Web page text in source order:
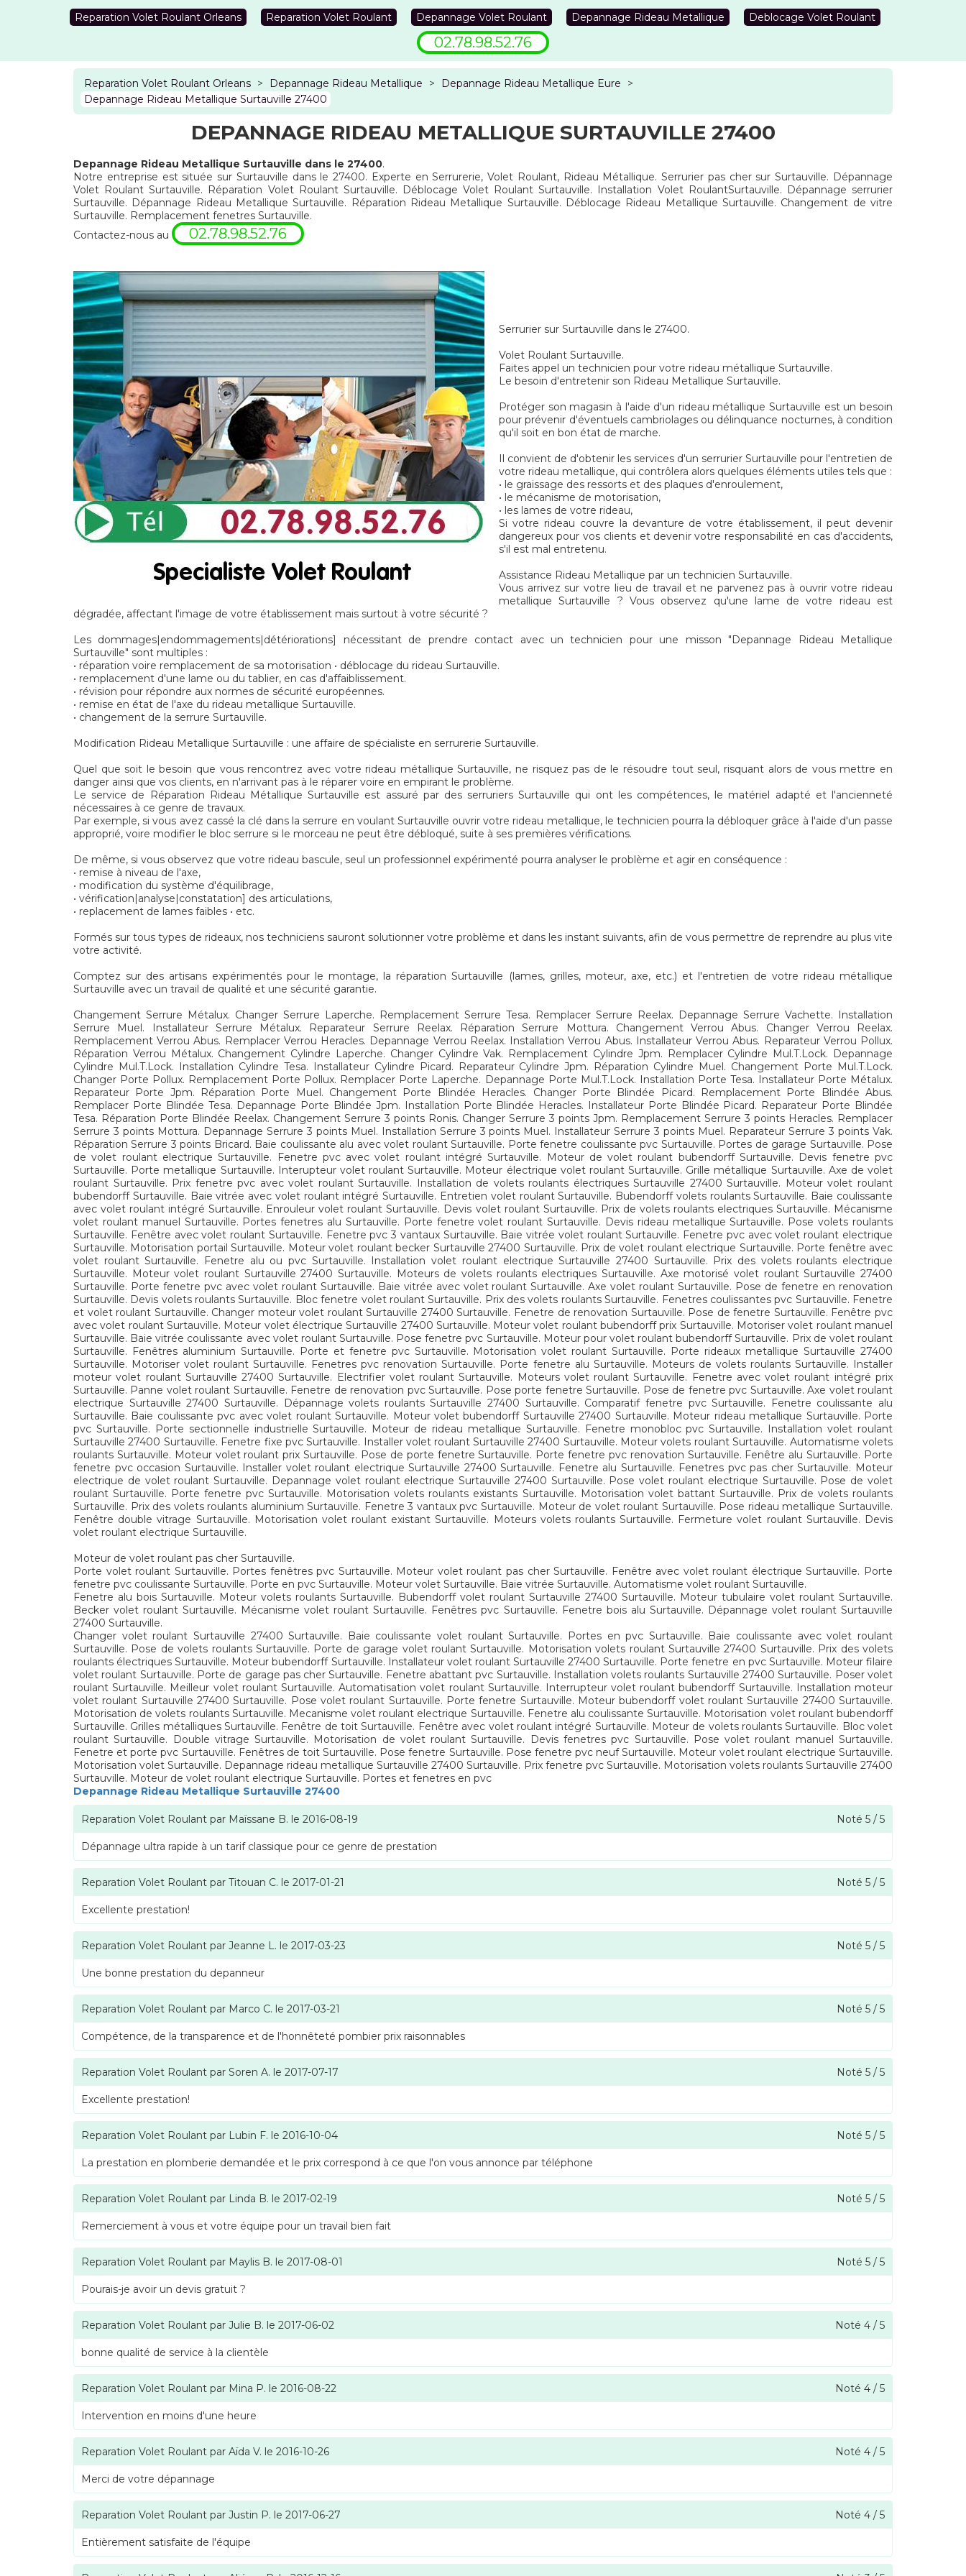
Reparation Volet Roulant Orleans Reparation Volet Roulant Depannage Volet Roulant Depannage Rideau Metallique Deblocage Volet Roulant
02.78.98.52.76
Reparation Volet Roulant Orleans > Depannage Rideau Metallique > Depannage Rideau Metallique Eure
>
Depannage Rideau Metallique Surtauville 27400
DEPANNAGE RIDEAU METALLIQUE SURTAUVILLE 27400
Depannage Rideau Metallique Surtauville dans le 27400.
Notre entreprise est située sur Surtauville dans le 27400. Experte en Serrurerie, Volet Roulant, Rideau Métallique. Serrurier pas cher sur Surtauville. Dépannage
Volet Roulant Surtauville. Réparation Volet Roulant Surtauville. Déblocage Volet Roulant Surtauville. Installation Volet RoulantSurtauville. Dépannage serrurier
Surtauville. Dépannage Rideau Metallique Surtauville. Réparation Rideau Metallique Surtauville. Déblocage Rideau Metallique Surtauville. Changement de vitre
Surtauville. Remplacement fenetres Surtauville.
Contactez-nous au
02.78.98.52.76
Serrurier sur Surtauville dans le 27400.
Volet Roulant Surtauville.
Faites appel un technicien pour votre rideau métallique Surtauville.
Le besoin d'entretenir son Rideau Metallique Surtauville.
Protéger son magasin à l'aide d'un rideau métallique Surtauville est un besoin
pour prévenir d'éventuels cambriolages ou délinquance nocturnes, à condition
qu'il soit en bon état de marche.
Il convient de d'obtenir les services d'un serrurier Surtauville pour l'entretien de
votre rideau metallique, qui contrôlera alors quelques éléments utiles tels que :
• le graissage des ressorts et des plaques d'enroulement,
• le mécanisme de motorisation,
• les lames de votre rideau,
Si votre rideau couvre la devanture de votre établissement, il peut devenir
dangereux pour vos clients et devenir votre responsabilité en cas d'accidents,
s'il est mal entretenu.
Assistance Rideau Metallique par un technicien Surtauville.
Vous arrivez sur votre lieu de travail et ne parvenez pas à ouvrir votre rideau
metallique Surtauville ? Vous observez qu'une lame de votre rideau est
dégradée, affectant l'image de votre établissement mais surtout à votre sécurité ?
Les dommages|endommagements|détériorations] nécessitant de prendre contact avec un technicien pour une misson "Depannage Rideau Metallique
Surtauville" sont multiples :
• réparation voire remplacement de sa motorisation • déblocage du rideau Surtauville.
• remplacement d'une lame ou du tablier, en cas d'affaiblissement.
• révision pour répondre aux normes de sécurité européennes.
• remise en état de l'axe du rideau metallique Surtauville.
• changement de la serrure Surtauville.
Modification Rideau Metallique Surtauville : une affaire de spécialiste en serrurerie Surtauville.
Quel que soit le besoin que vous rencontrez avec votre rideau métallique Surtauville, ne risquez pas de le résoudre tout seul, risquant alors de vous mettre en
danger ainsi que vos clients, en n'arrivant pas à le réparer voire en empirant le problème.
Le service de Réparation Rideau Métallique Surtauville est assuré par des serruriers Surtauville qui ont les compétences, le matériel adapté et l'ancienneté
nécessaires à ce genre de travaux.
Par exemple, si vous avez cassé la clé dans la serrure en voulant Surtauville ouvrir votre rideau metallique, le technicien pourra la débloquer grâce à l'aide d'un passe
approprié, voire modifier le bloc serrure si le morceau ne peut être débloqué, suite à ses premières vérifications.
De même, si vous observez que votre rideau bascule, seul un professionnel expérimenté pourra analyser le problème et agir en conséquence :
• remise à niveau de l'axe,
• modification du système d'équilibrage,
• vérification|analyse|constatation] des articulations,
• replacement de lames faibles • etc.
Formés sur tous types de rideaux, nos techniciens sauront solutionner votre problème et dans les instant suivants, afin de vous permettre de reprendre au plus vite
votre activité.
Comptez sur des artisans expérimentés pour le montage, la réparation Surtauville (lames, grilles, moteur, axe, etc.) et l'entretien de votre rideau métallique
Surtauville avec un travail de qualité et une sécurité garantie.
Changement Serrure Métalux. Changer Serrure Laperche. Remplacement Serrure Tesa. Remplacer Serrure Reelax. Depannage Serrure Vachette. Installation
Serrure Muel. Installateur Serrure Métalux. Reparateur Serrure Reelax. Réparation Serrure Mottura. Changement Verrou Abus. Changer Verrou Reelax.
Remplacement Verrou Abus. Remplacer Verrou Heracles. Depannage Verrou Reelax. Installation Verrou Abus. Installateur Verrou Abus. Reparateur Verrou Pollux.
Réparation Verrou Métalux. Changement Cylindre Laperche. Changer Cylindre Vak. Remplacement Cylindre Jpm. Remplacer Cylindre Mul.T.Lock. Depannage
Cylindre Mul.T.Lock. Installation Cylindre Tesa. Installateur Cylindre Picard. Reparateur Cylindre Jpm. Réparation Cylindre Muel. Changement Porte Mul.T.Lock.
Changer Porte Pollux. Remplacement Porte Pollux. Remplacer Porte Laperche. Depannage Porte Mul.T.Lock. Installation Porte Tesa. Installateur Porte Métalux.
Reparateur Porte Jpm. Réparation Porte Muel. Changement Porte Blindée Heracles. Changer Porte Blindée Picard. Remplacement Porte Blindée Abus.
Remplacer Porte Blindée Tesa. Depannage Porte Blindée Jpm. Installation Porte Blindée Heracles. Installateur Porte Blindée Picard. Reparateur Porte Blindée
Tesa. Réparation Porte Blindée Reelax. Changement Serrure 3 points Ronis. Changer Serrure 3 points Jpm. Remplacement Serrure 3 points Heracles. Remplacer
Serrure 3 points Mottura. Depannage Serrure 3 points Muel. Installation Serrure 3 points Muel. Installateur Serrure 3 points Muel. Reparateur Serrure 3 points Vak.
Réparation Serrure 3 points Bricard. Baie coulissante alu avec volet roulant Surtauville. Porte fenetre coulissante pvc Surtauville. Portes de garage Surtauville. Pose
de volet roulant electrique Surtauville. Fenetre pvc avec volet roulant intégré Surtauville. Moteur de volet roulant bubendorff Surtauville. Devis fenetre pvc
Surtauville. Porte metallique Surtauville. Interupteur volet roulant Surtauville. Moteur électrique volet roulant Surtauville. Grille métallique Surtauville. Axe de volet
roulant Surtauville. Prix fenetre pvc avec volet roulant Surtauville. Installation de volets roulants électriques Surtauville 27400 Surtauville. Moteur volet roulant
bubendorff Surtauville. Baie vitrée avec volet roulant intégré Surtauville. Entretien volet roulant Surtauville. Bubendorff volets roulants Surtauville. Baie coulissante
avec volet roulant intégré Surtauville. Enrouleur volet roulant Surtauville. Devis volet roulant Surtauville. Prix de volets roulants electriques Surtauville. Mécanisme
volet roulant manuel Surtauville. Portes fenetres alu Surtauville. Porte fenetre volet roulant Surtauville. Devis rideau metallique Surtauville. Pose volets roulants
Surtauville. Fenêtre avec volet roulant Surtauville. Fenetre pvc 3 vantaux Surtauville. Baie vitrée volet roulant Surtauville. Fenetre pvc avec volet roulant electrique
Surtauville. Motorisation portail Surtauville. Moteur volet roulant becker Surtauville 27400 Surtauville. Prix de volet roulant electrique Surtauville. Porte fenêtre avec
volet roulant Surtauville. Fenetre alu ou pvc Surtauville. Installation volet roulant electrique Surtauville 27400 Surtauville. Prix des volets roulants electrique
Surtauville. Moteur volet roulant Surtauville 27400 Surtauville. Moteurs de volets roulants electriques Surtauville. Axe motorisé volet roulant Surtauville 27400
Surtauville. Porte fenetre pvc avec volet roulant Surtauville. Baie vitrée avec volet roulant Surtauville. Axe volet roulant Surtauville. Pose de fenetre en renovation
Surtauville. Devis volets roulants Surtauville. Bloc fenetre volet roulant Surtauville. Prix des volets roulants Surtauville. Fenetres coulissantes pvc Surtauville. Fenetre
et volet roulant Surtauville. Changer moteur volet roulant Surtauville 27400 Surtauville. Fenetre de renovation Surtauville. Pose de fenetre Surtauville. Fenêtre pvc
avec volet roulant Surtauville. Moteur volet électrique Surtauville 27400 Surtauville. Moteur volet roulant bubendorff prix Surtauville. Motoriser volet roulant manuel
Surtauville. Baie vitrée coulissante avec volet roulant Surtauville. Pose fenetre pvc Surtauville. Moteur pour volet roulant bubendorff Surtauville. Prix de volet roulant
Surtauville. Fenêtres aluminium Surtauville. Porte et fenetre pvc Surtauville. Motorisation volet roulant Surtauville. Porte rideaux metallique Surtauville 27400
Surtauville. Motoriser volet roulant Surtauville. Fenetres pvc renovation Surtauville. Porte fenetre alu Surtauville. Moteurs de volets roulants Surtauville. Installer
moteur volet roulant Surtauville 27400 Surtauville. Electrifier volet roulant Surtauville. Moteurs volet roulant Surtauville. Fenetre avec volet roulant intégré prix
Surtauville. Panne volet roulant Surtauville. Fenetre de renovation pvc Surtauville. Pose porte fenetre Surtauville. Pose de fenetre pvc Surtauville. Axe volet roulant
electrique Surtauville 27400 Surtauville. Dépannage volets roulants Surtauville 27400 Surtauville. Comparatif fenetre pvc Surtauville. Fenetre coulissante alu
Surtauville. Baie coulissante pvc avec volet roulant Surtauville. Moteur volet bubendorff Surtauville 27400 Surtauville. Moteur rideau metallique Surtauville. Porte
pvc Surtauville. Porte sectionnelle industrielle Surtauville. Moteur de rideau metallique Surtauville. Fenetre monobloc pvc Surtauville. Installation volet roulant
Surtauville 27400 Surtauville. Fenetre fixe pvc Surtauville. Installer volet roulant Surtauville 27400 Surtauville. Moteur volets roulant Surtauville. Automatisme volets
roulants Surtauville. Moteur volet roulant prix Surtauville. Pose de porte fenetre Surtauville. Porte fenetre pvc renovation Surtauville. Fenêtre alu Surtauville. Porte
fenetre pvc occasion Surtauville. Installer volet roulant electrique Surtauville 27400 Surtauville. Fenetre alu Surtauville. Fenetres pvc pas cher Surtauville. Moteur
electrique de volet roulant Surtauville. Depannage volet roulant electrique Surtauville 27400 Surtauville. Pose volet roulant electrique Surtauville. Pose de volet
roulant Surtauville. Porte fenetre pvc Surtauville. Motorisation volets roulants existants Surtauville. Motorisation volet battant Surtauville. Prix de volets roulants
Surtauville. Prix des volets roulants aluminium Surtauville. Fenetre 3 vantaux pvc Surtauville. Moteur de volet roulant Surtauville. Pose rideau metallique Surtauville.
Fenêtre double vitrage Surtauville. Motorisation volet roulant existant Surtauville. Moteurs volets roulants Surtauville. Fermeture volet roulant Surtauville. Devis
volet roulant electrique Surtauville.
Moteur de volet roulant pas cher Surtauville.
Porte volet roulant Surtauville. Portes fenêtres pvc Surtauville. Moteur volet roulant pas cher Surtauville. Fenêtre avec volet roulant électrique Surtauville. Porte
fenetre pvc coulissante Surtauville. Porte en pvc Surtauville. Moteur volet Surtauville. Baie vitrée Surtauville. Automatisme volet roulant Surtauville.
Fenetre alu bois Surtauville. Moteur volets roulants Surtauville. Bubendorff volet roulant Surtauville 27400 Surtauville. Moteur tubulaire volet roulant Surtauville.
Becker volet roulant Surtauville. Mécanisme volet roulant Surtauville. Fenêtres pvc Surtauville. Fenetre bois alu Surtauville. Dépannage volet roulant Surtauville
27400 Surtauville.
Changer volet roulant Surtauville 27400 Surtauville. Baie coulissante volet roulant Surtauville. Portes en pvc Surtauville. Baie coulissante avec volet roulant
Surtauville. Pose de volets roulants Surtauville. Porte de garage volet roulant Surtauville. Motorisation volets roulant Surtauville 27400 Surtauville. Prix des volets
roulants électriques Surtauville. Moteur bubendorff Surtauville. Installateur volet roulant Surtauville 27400 Surtauville. Porte fenetre en pvc Surtauville. Moteur filaire
volet roulant Surtauville. Porte de garage pas cher Surtauville. Fenetre abattant pvc Surtauville. Installation volets roulants Surtauville 27400 Surtauville. Poser volet
roulant Surtauville. Meilleur volet roulant Surtauville. Automatisation volet roulant Surtauville. Interrupteur volet roulant bubendorff Surtauville. Installation moteur
volet roulant Surtauville 27400 Surtauville. Pose volet roulant Surtauville. Porte fenetre Surtauville. Moteur bubendorff volet roulant Surtauville 27400 Surtauville.
Motorisation de volets roulants Surtauville. Mecanisme volet roulant electrique Surtauville. Fenetre alu coulissante Surtauville. Motorisation volet roulant bubendorff
Surtauville. Grilles métalliques Surtauville. Fenêtre de toit Surtauville. Fenêtre avec volet roulant intégré Surtauville. Moteur de volets roulants Surtauville. Bloc volet
roulant Surtauville. Double vitrage Surtauville. Motorisation de volet roulant Surtauville. Devis fenetres pvc Surtauville. Pose volet roulant manuel Surtauville.
Fenetre et porte pvc Surtauville. Fenêtres de toit Surtauville. Pose fenetre Surtauville. Pose fenetre pvc neuf Surtauville. Moteur volet roulant electrique Surtauville.
Motorisation volet Surtauville. Depannage rideau metallique Surtauville 27400 Surtauville. Prix fenetre pvc Surtauville. Motorisation volets roulants Surtauville 27400
Surtauville. Moteur de volet roulant electrique Surtauville. Portes et fenetres en pvc
Depannage Rideau Metallique Surtauville 27400
Reparation Volet Roulant par Maïssane B. le 2016-08-19 Noté 5 / 5
Dépannage ultra rapide à un tarif classique pour ce genre de prestation
Reparation Volet Roulant par Titouan C. le 2017-01-21 Noté 5 / 5
Excellente prestation!
Reparation Volet Roulant par Jeanne L. le 2017-03-23 Noté 5 / 5
Une bonne prestation du depanneur
Reparation Volet Roulant par Marco C. le 2017-03-21 Noté 5 / 5
Compétence, de la transparence et de l'honnêteté pombier prix raisonnables
Reparation Volet Roulant par Soren A. le 2017-07-17 Noté 5 / 5
Excellente prestation!
Reparation Volet Roulant par Lubin F. le 2016-10-04 Noté 5 / 5
La prestation en plomberie demandée et le prix correspond à ce que l'on vous annonce par téléphone
Reparation Volet Roulant par Linda B. le 2017-02-19 Noté 5 / 5
Remerciement à vous et votre équipe pour un travail bien fait
Reparation Volet Roulant par Maylis B. le 2017-08-01 Noté 5 / 5
Pourais-je avoir un devis gratuit ?
Reparation Volet Roulant par Julie B. le 2017-06-02 Noté 4 / 5
bonne qualité de service à la clientèle
Reparation Volet Roulant par Mina P. le 2016-08-22 Noté 4 / 5
Intervention en moins d'une heure
Reparation Volet Roulant par Aïda V. le 2016-10-26 Noté 4 / 5
Merci de votre dépannage
Reparation Volet Roulant par Justin P. le 2017-06-27 Noté 4 / 5
Entièrement satisfaite de l'équipe